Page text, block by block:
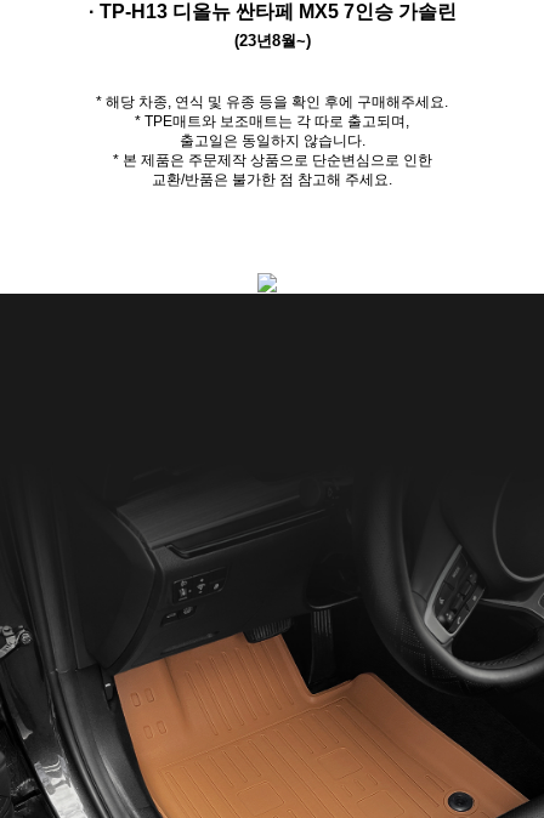
· TP-H13 디올뉴 싼타페 MX5 7인승 가솔린
(23년8월~)
* 해당 차종, 연식 및 유종 등을 확인 후에 구매해주세요.
* TPE매트와 보조매트는 각 따로 출고되며,
출고일은 동일하지 않습니다.
* 본 제품은 주문제작 상품으로 단순변심으로 인한
교환/반품은 불가한 점 참고해 주세요.